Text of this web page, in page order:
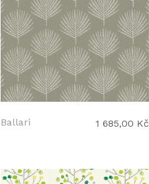
Ballari 1 685,00 Kč